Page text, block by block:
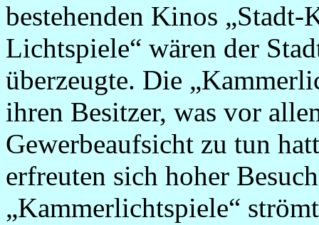
bestehenden Kinos
Lichtspiele“ wären der
überzeugte. Die
ihren Besitzer, was vor
Gewerbeaufsicht zu tun
erfreuten sich hoher
„Kammerlichtspiele“